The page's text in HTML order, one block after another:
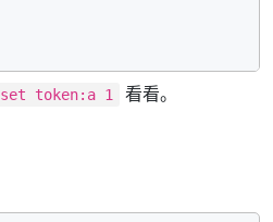
set token:a 1 看看。